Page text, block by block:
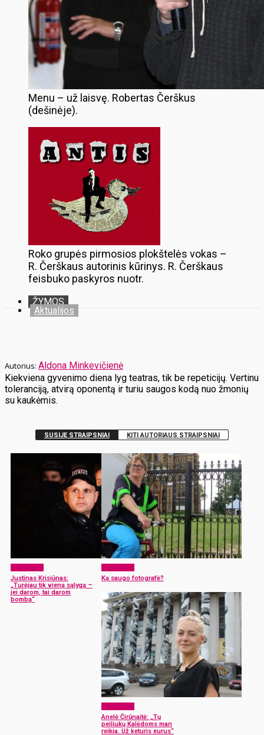
Menu – už laisvę. Robertas Čerškus
(dešinėje).
Roko grupės pirmosios plokštelės vokas –
R. Čerškaus autorinis kūrinys. R. Čerškaus
feisbuko paskyros nuotr.
ŽYMOS
Aktualijos
Aldona Minkevičienė
Kiekviena gyvenimo diena lyg teatras, tik be repeticijų. Vertinu
toleranciją, atvirą oponentą ir turiu saugos kodą nuo žmonių
su kaukėmis.
SUSIJĘ STRAIPSNIAI KITI AUTORIAUS STRAIPSNIAI
Justinas Krisiūnas:
„Turėjau tik vieną sąlygą –
jei darom, tai darom
bombą“
Ką saugo fotografė?
Anelė Čirūnaitė: „Tų
peiliukų Kalėdoms man
reikia. Už keturis eurus“